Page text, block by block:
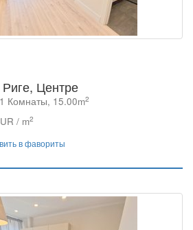
Центре
Комнаты, 15.00m2
/ m2
в фавориты